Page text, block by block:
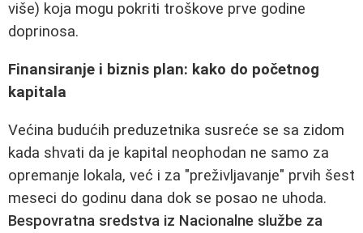
više) koja mogu pokriti troškove prve godine
doprinosa.
Finansiranje i biznis plan: kako do početnog
kapitala
Većina budućih preduzetnika susreće se sa zidom
kada shvati da je kapital neophodan ne samo za
opremanje lokala, već i za "preživljavanje" prvih šest
meseci do godinu dana dok se posao ne uhoda.
Bespovratna sredstva iz Nacionalne službe za